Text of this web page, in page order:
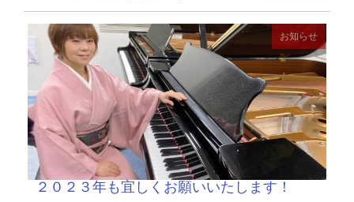
お知らせ
２０２３年も宜しくお願いいたします！